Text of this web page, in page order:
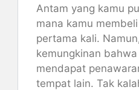
Antam yang kamu
mana kamu
pertama kali.
kemungkinan
mendapat
tempat lain. Tak